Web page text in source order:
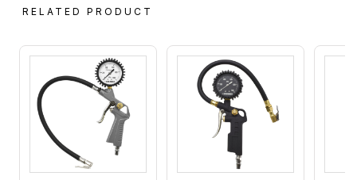
RELATED PRODUCT